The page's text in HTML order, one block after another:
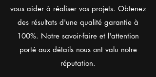
vous aider à réaliser vos projets. Obtenez
des résultats d'une qualité garantie à
100%. Notre savoir-faire et l'attention
porté aux détails nous ont valu notre
réputation.